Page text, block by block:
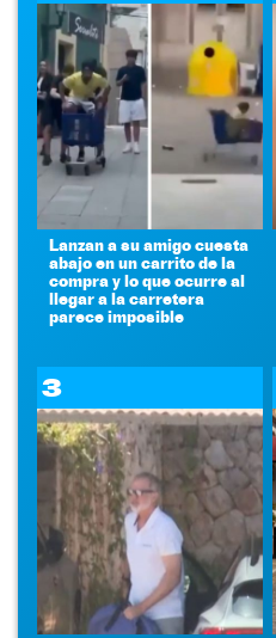
Lanzan a su amigo cuesta
abajo en un carrito de la
compra y lo que ocurre al
llegar a la carretera
parece imposible
3